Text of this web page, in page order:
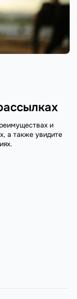
и
а также увидите